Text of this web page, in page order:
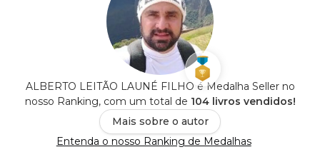
ALBERTO LEITÃO LAUNÉ FILHO é Medalha Seller no
nosso Ranking, com um total de 104 livros vendidos!
Mais sobre o autor
Entenda o nosso Ranking de Medalhas